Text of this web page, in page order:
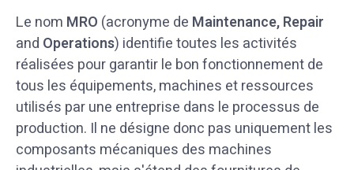
Le nom MRO (acronyme de Maintenance, Repair
and Operations) identifie toutes les activités
réalisées pour garantir le bon fonctionnement de
tous les équipements, machines et ressources
utilisés par une entreprise dans le processus de
production. Il ne désigne donc pas uniquement les
composants mécaniques des machines